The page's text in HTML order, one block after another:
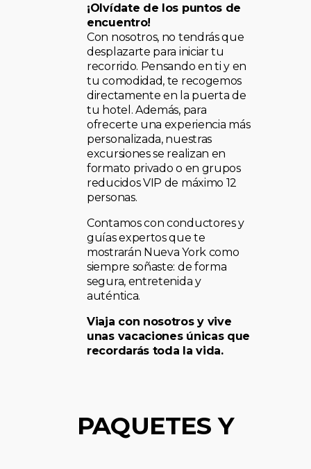
¡Olvídate de los puntos de
encuentro!
Con nosotros, no tendrás que
desplazarte para iniciar tu
recorrido. Pensando en ti y en
tu comodidad, te recogemos
directamente en la puerta de
tu hotel. Además, para
ofrecerte una experiencia más
personalizada, nuestras
excursiones se realizan en
formato privado o en grupos
reducidos VIP de máximo 12
personas.
Contamos con conductores y
guías expertos que te
mostrarán Nueva York como
siempre soñaste: de forma
segura, entretenida y
auténtica.
Viaja con nosotros y vive
unas vacaciones únicas que
recordarás toda la vida.
PAQUETES Y